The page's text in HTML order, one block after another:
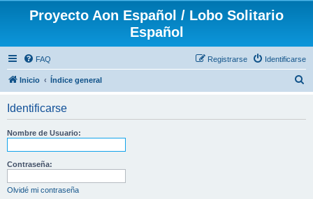
Proyecto Aon Español / Lobo Solitario
Español
FAQ Identificarse
Registrarse
Inicio Índice general
Identificarse
Nombre de Usuario:
Contraseña:
Olvidé mi contraseña